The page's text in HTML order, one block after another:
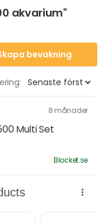
akvarium"
bevakning
8 månader
Multi Set
Blocket.se